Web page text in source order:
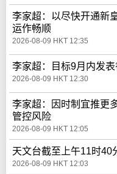
李家超：以尽快开通新
运作畅顺
2026-08-09 HKT 12:35
李家超：目标9月内发
2026-08-09 HKT 12:30
李家超：因时制宜推更
管控风险
2026-08-09 HKT 12:05
天文台截至上午11时
2026-08-09 HKT 12:03